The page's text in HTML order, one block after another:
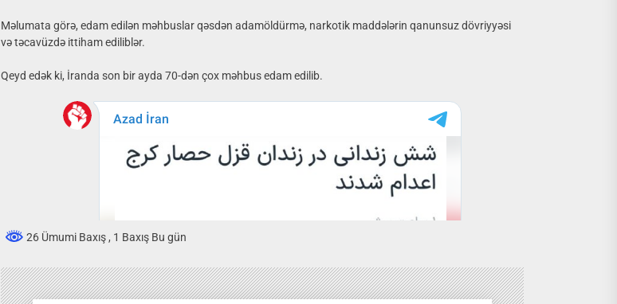
Məlumata görə, edam edilən məhbuslar qəsdən adamöldürmə, narkotik maddələrin qanunsuz dövriyyəsi
və təcavüzdə ittiham ediliblər.
Qeyd edək ki, İranda son bir ayda 70-dən çox məhbus edam edilib.
26 Ümumi Baxış, 1 Baxış Bu gün